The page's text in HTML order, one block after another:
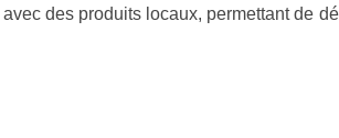
des produits locaux, permettant de